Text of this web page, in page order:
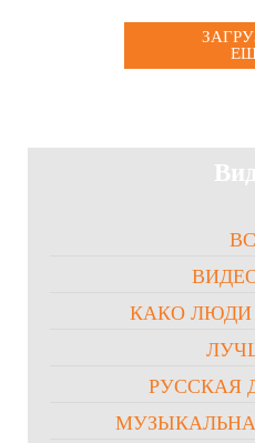
КАКО ЛЮДИ
РУССКАЯ